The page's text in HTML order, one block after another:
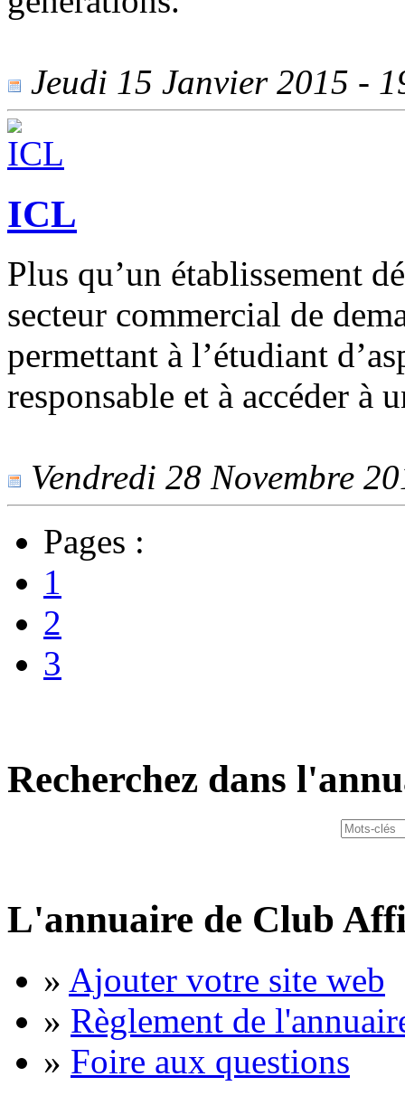
Jeudi 15 Janvier 2015 -
ICL
Plus qu’un établissement
secteur commercial de
permettant à l’étudiant
responsable et à accéder à
Vendredi 28 Novembre
Pages :
1
2
3
Recherchez dans
L'annuaire de Club
» Ajouter votre site web
» Règlement de
» Foire aux questions